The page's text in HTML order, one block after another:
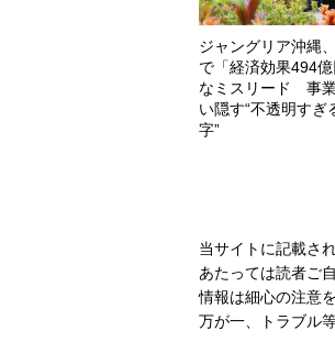
ジャングリア沖縄
で「経済効果494
なミスリード 事
い隠す“不透明すぎ
字”
当サイトに記載さ
あたっては読者ご
情報は細心の注意
万が一、トラブル